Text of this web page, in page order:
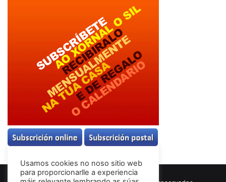
Usamos cookies no noso sitio web
para proporcionarlle a experiencia